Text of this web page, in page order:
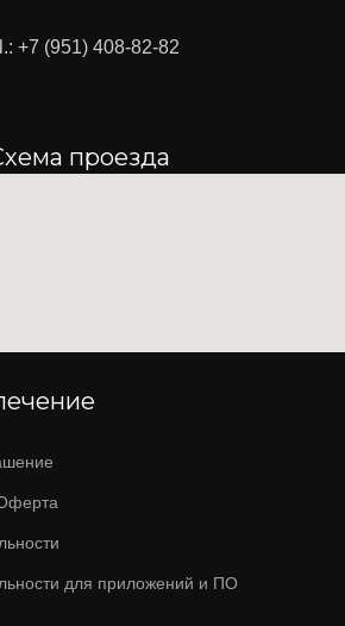
+7 (951) 408-82-82
проезда
для приложений и ПО